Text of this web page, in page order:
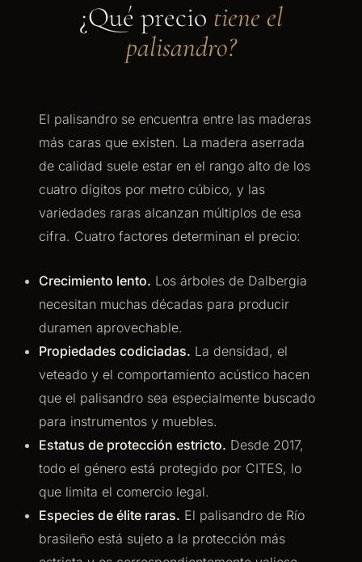
¿Qué precio tiene el
palisandro?
El palisandro se encuentra entre las maderas
más caras que existen. La madera aserrada
de calidad suele estar en el rango alto de los
cuatro dígitos por metro cúbico, y las
variedades raras alcanzan múltiplos de esa
cifra. Cuatro factores determinan el precio:
Crecimiento lento. Los árboles de Dalbergia
necesitan muchas décadas para producir
duramen aprovechable.
Propiedades codiciadas. La densidad, el
veteado y el comportamiento acústico hacen
que el palisandro sea especialmente buscado
para instrumentos y muebles.
Estatus de protección estricto. Desde 2017,
todo el género está protegido por CITES, lo
que limita el comercio legal.
Especies de élite raras. El palisandro de Río
brasileño está sujeto a la protección más